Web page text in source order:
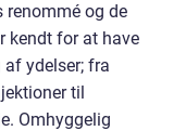
renommé og de
kendt for at have
af ydelser; fra
til
Omhyggelig